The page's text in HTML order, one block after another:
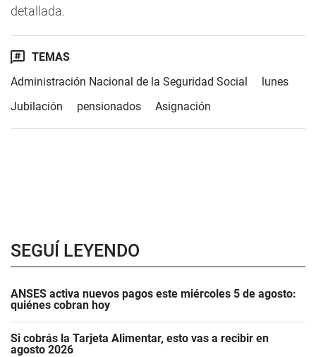
detallada.
TEMAS
Administración Nacional de la Seguridad Social
lunes
Jubilación
pensionados Asignación
SEGUÍ LEYENDO
ANSES activa nuevos pagos este miércoles 5 de agosto:
quiénes cobran hoy
Si cobrás la Tarjeta Alimentar, esto vas a recibir en
agosto 2026